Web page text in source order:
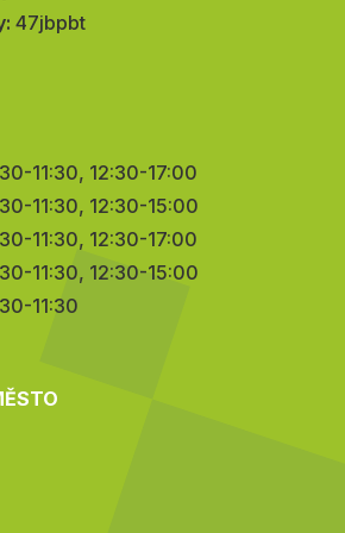
47jbpbt
11:30, 12:30-17:00
11:30, 12:30-15:00
11:30, 12:30-17:00
11:30, 12:30-15:00
11:30